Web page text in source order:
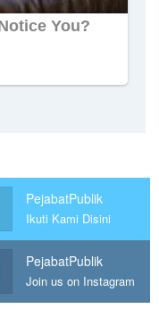
PejabatPublik
Ikuti Kami Disini
PejabatPublik
Join us on Instagram